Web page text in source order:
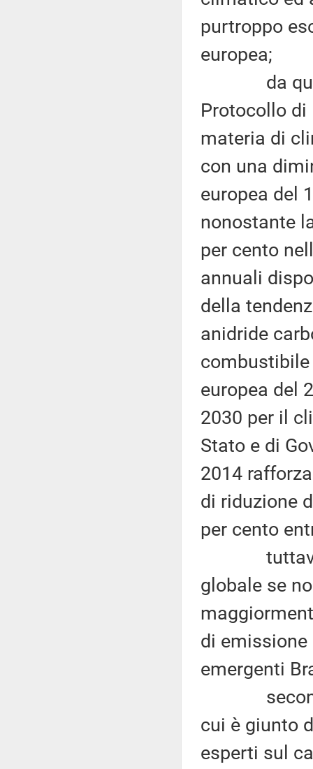
purtroppo
europea;
da
Protocollo di
materia di
con una
europea del
nonostante
per cento
annuali
della
anidride
europea del
2030 per il
Stato e di
2014
di riduzione
per cento
tuttavia
globale se
di emissione
emergenti
secondo
cui è giunto
esperti sul